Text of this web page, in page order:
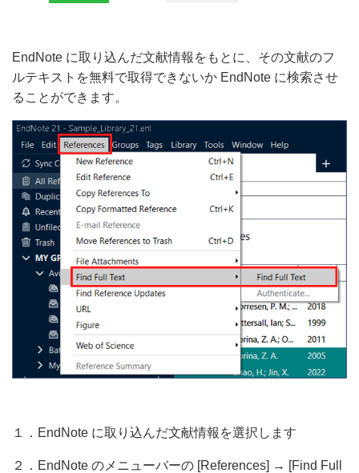
EndNote に取り込んだ文献情報をもとに、その文献のフ
ルテキストを無料で取得できないか EndNote に検索させ
ることができます。
１．EndNote に取り込んだ文献情報を選択します
２．EndNote のメニューバーの [References] → [Find Full